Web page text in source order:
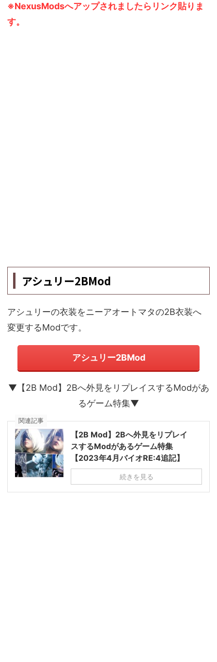
※NexusModsへアップされましたらリンク貼りま
す。
アシュリー2BMod
アシュリーの衣装をニーアオートマタの2B衣装へ
変更するModです。
アシュリー2BMod
▼【2B Mod】2Bへ外見をリプレイスするModがあ
るゲーム特集▼
関連記事
【2B Mod】2Bへ外見をリプレイ
スするModがあるゲーム特集
【2023年4月バイオRE:4追記】
続きを見る